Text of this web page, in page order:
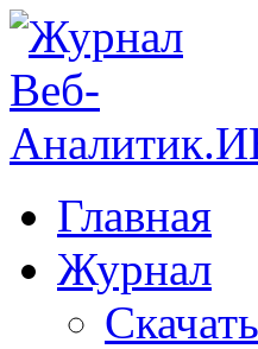
Главная
Журнал